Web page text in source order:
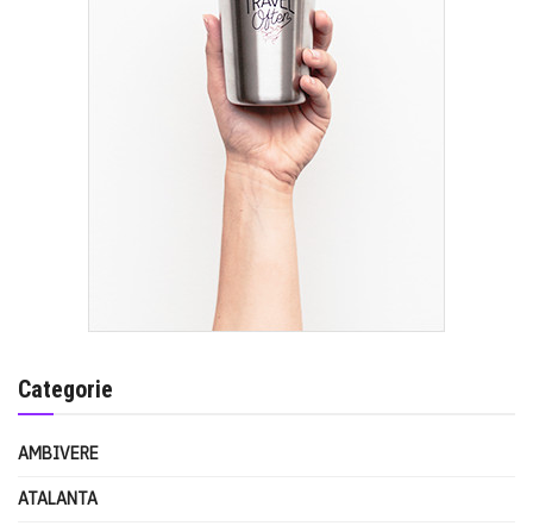
Categorie
AMBIVERE
ATALANTA